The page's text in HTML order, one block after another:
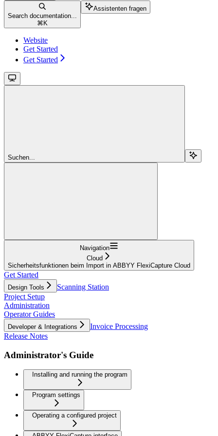
Search documentation...
⌘ K
Assistenten fragen
Website
Get Started
Get Started
Suchen...
Navigation
Cloud
Sicherheitsfunktionen beim Import in ABBYY FlexiCapture Cloud
Get Started
Design Tools
Scanning Station
Project Setup
Administration
Operator Guides
Developer & Integrations
Invoice Processing
Release Notes
Administrator's Guide
Installing and running the program
Program settings
Operating a configured project